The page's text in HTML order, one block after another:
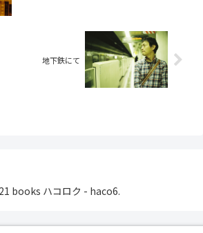
地下鉄にて
books ハコロク - haco6.